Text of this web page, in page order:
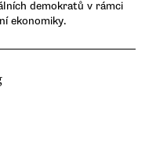
demokratů v rámci
ekonomiky.